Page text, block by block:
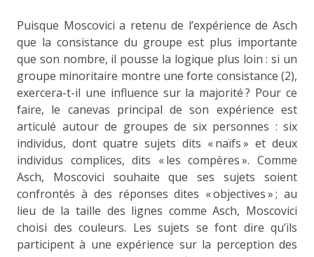
Puisque Moscovici a retenu de l’expérience de Asch
que la consistance du groupe est plus importante
que son nombre, il pousse la logique plus loin : si un
groupe minoritaire montre une forte consistance (2),
exercera-t-il une influence sur la majorité ? Pour ce
faire, le canevas principal de son expérience est
articulé autour de groupes de six personnes : six
individus, dont quatre sujets dits « naïfs » et deux
individus complices, dits « les compères ». Comme
Asch, Moscovici souhaite que ses sujets soient
confrontés à des réponses dites « objectives » ; au
lieu de la taille des lignes comme Asch, Moscovici
choisi des couleurs. Les sujets se font dire qu’ils
participent à une expérience sur la perception des